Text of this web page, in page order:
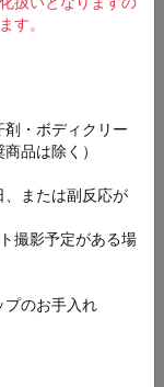
す。
・ボディクリー
品は除く）
または副反応が
撮影予定がある場
のお手入れ